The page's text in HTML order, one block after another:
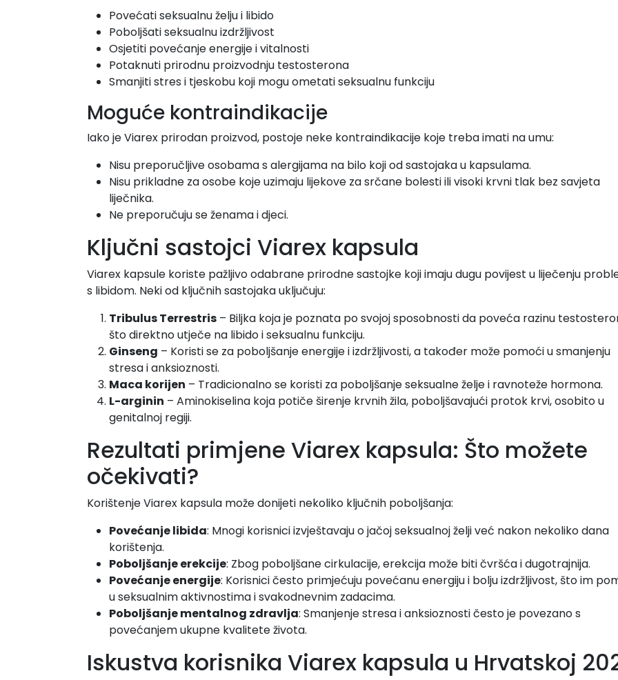
Povećati seksualnu želju i libido
Poboljšati seksualnu izdržljivost
Osjetiti povećanje energije i vitalnosti
Potaknuti prirodnu proizvodnju testosterona
Smanjiti stres i tjeskobu koji mogu ometati seksualnu funkciju
Moguće kontraindikacije
Iako je Viarex prirodan proizvod, postoje neke kontraindikacije koje treba imati na umu:
Nisu preporučljive osobama s alergijama na bilo koji od sastojaka u kapsulama.
Nisu prikladne za osobe koje uzimaju lijekove za srčane bolesti ili visoki krvni tlak bez savjeta
liječnika.
Ne preporučuju se ženama i djeci.
Ključni sastojci Viarex kapsula
Viarex kapsule koriste pažljivo odabrane prirodne sastojke koji imaju dugu povijest u liječenju
s libidom. Neki od ključnih sastojaka uključuju:
Tribulus Terrestris – Biljka koja je poznata po svojoj sposobnosti da poveća razinu
što direktno utječe na libido i seksualnu funkciju.
Ginseng – Koristi se za poboljšanje energije i izdržljivosti, a također može pomoći u smanjenju
stresa i anksioznosti.
Maca korijen – Tradicionalno se koristi za poboljšanje seksualne želje i ravnoteže hormona.
L-arginin – Aminokiselina koja potiče širenje krvnih žila, poboljšavajući protok krvi, osobito u
genitalnoj regiji.
Rezultati primjene Viarex kapsula: Što možete
očekivati?
Korištenje Viarex kapsula može donijeti nekoliko ključnih poboljšanja:
Povećanje libida: Mnogi korisnici izvještavaju o jačoj seksualnoj želji već nakon nekoliko dana
korištenja.
Poboljšanje erekcije: Zbog poboljšane cirkulacije, erekcija može biti čvršća i dugotrajnija.
Povećanje energije: Korisnici često primjećuju povećanu energiju i bolju izdržljivost, što im
u seksualnim aktivnostima i svakodnevnim zadacima.
Poboljšanje mentalnog zdravlja: Smanjenje stresa i anksioznosti često je povezano s
povećanjem ukupne kvalitete života.
Iskustva korisnika Viarex kapsula u Hrvatskoj